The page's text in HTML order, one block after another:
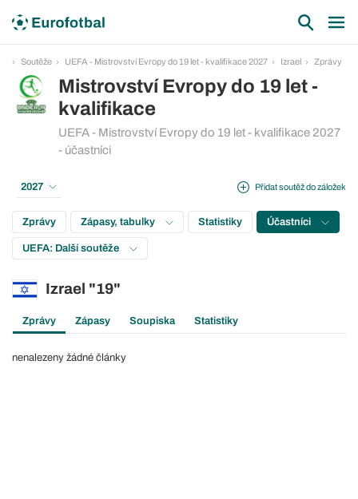
Soutěže UEFA - Mistrovství Evropy do 19 let - kvalifikace 2027 Izrael Zprávy
Mistrovství Evropy do 19 let -
kvalifikace
UEFA - Mistrovství Evropy do 19 let - kvalifikace 2027
- účastníci
Přidat soutěž do záložek
2027
Zprávy Zápasy, tabulky Statistiky Účastníci
UEFA: Další soutěže
Izrael "19"
Zprávy Zápasy Soupiska Statistiky
nenalezeny žádné články